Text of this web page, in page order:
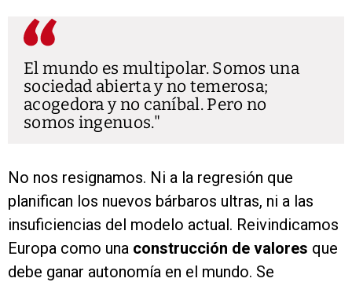
El mundo es multipolar. Somos una
sociedad abierta y no temerosa;
acogedora y no caníbal. Pero no
somos ingenuos.
No nos resignamos. Ni a la regresión que
planifican los nuevos bárbaros ultras, ni a las
insuficiencias del modelo actual. Reivindicamos
Europa como una construcción de valores que
debe ganar autonomía en el mundo. Se